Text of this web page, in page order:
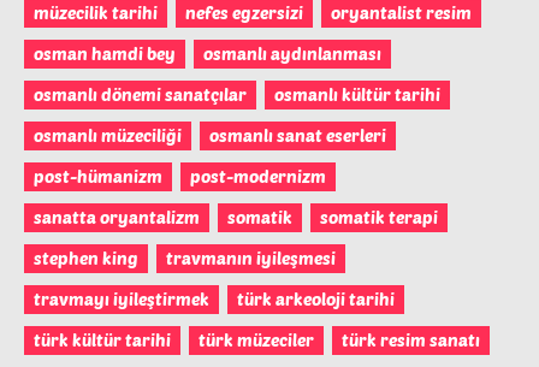
müzecilik tarihi
nefes egzersizi
oryantalist resim
osman hamdi bey
osmanlı aydınlanması
osmanlı dönemi sanatçılar
osmanlı kültür tarihi
osmanlı müzeciliği
osmanlı sanat eserleri
post-hümanizm
post-modernizm
sanatta oryantalizm
somatik
somatik terapi
stephen king
travmanın iyileşmesi
travmayı iyileştirmek
türk arkeoloji tarihi
türk kültür tarihi
türk müzeciler türk resim sanatı